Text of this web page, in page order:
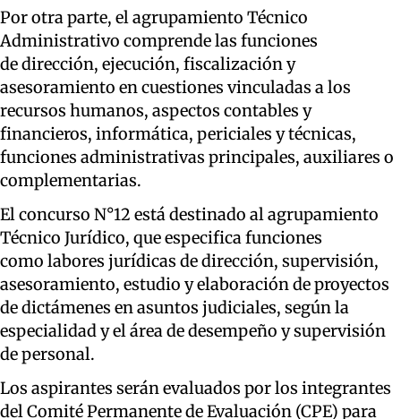
Por otra parte, el agrupamiento Técnico
Administrativo comprende las funciones
de dirección, ejecución, fiscalización y
asesoramiento en cuestiones vinculadas a los
recursos humanos, aspectos contables y
financieros, informática, periciales y técnicas,
funciones administrativas principales, auxiliares o
complementarias.
El concurso N°12 está destinado al agrupamiento
Técnico Jurídico, que especifica funciones
como labores jurídicas de dirección, supervisión,
asesoramiento, estudio y elaboración de proyectos
de dictámenes en asuntos judiciales, según la
especialidad y el área de desempeño y supervisión
de personal.
Los aspirantes serán evaluados por los integrantes
del Comité Permanente de Evaluación (CPE) para